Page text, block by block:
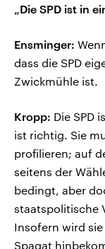
„Die SPD ist in
Ensminger:
dass die SPD
Zwickmühle ist.
Kropp: Die SPD
ist richtig. Sie
profilieren; auf
seitens der
bedingt, aber
staatspolitische
Insofern wird
Spagat